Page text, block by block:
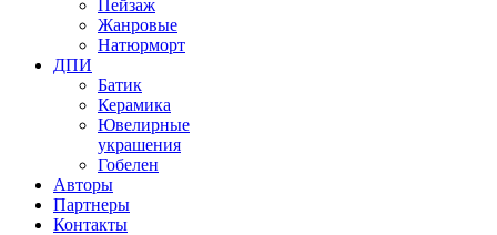
Пейзаж
Жанровые
Натюрморт
ДПИ
Батик
Керамика
Ювелирные
украшения
Гобелен
Авторы
Партнеры
Контакты